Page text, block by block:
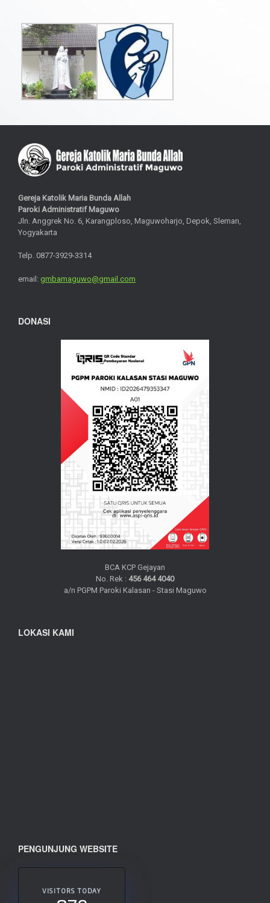
Gereja Katolik Maria Bunda Allah
Paroki Administratif Maguwo
Jln. Anggrek No. 6, Karangploso, Maguwoharjo, Depok, Sleman,
Yogyakarta
Telp. 0877-3929-3314
email: gmbamaguwo@gmail.com
DONASI
BCA KCP Gejayan
No. Rek : 456 464 4040
a/n PGPM Paroki Kalasan - Stasi Maguwo
LOKASI KAMI
PENGUNJUNG WEBSITE
VISITORS TODAY